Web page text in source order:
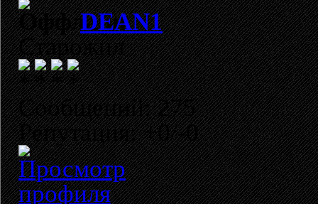
DEAN1
Старожил
Сообщений: 275
Репутация: +0/-0